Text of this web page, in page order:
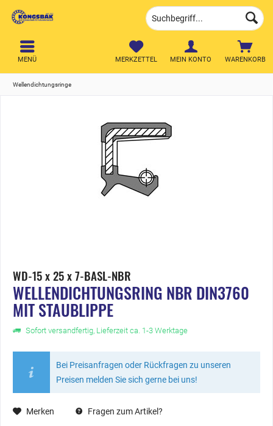
WARENKORB
MERKZETTEL MEIN KONTO
MENÜ
Wellendichtungsringe
WD-15 x 25 x 7-BASL-NBR
WELLENDICHTUNGSRING NBR DIN3760
MIT STAUBLIPPE
Sofort versandfertig, Lieferzeit ca. 1-3 Werktage
Bei Preisanfragen oder Rückfragen zu unseren
Preisen melden Sie sich gerne bei uns!
Merken Fragen zum Artikel?